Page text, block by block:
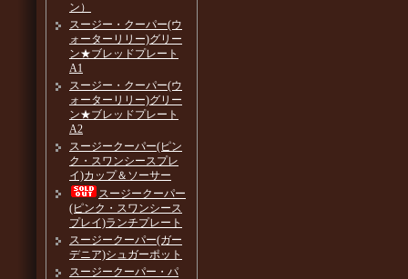
ン）
スージー・クーパー(ウ
ォーターリリー)グリー
ン★ブレッドプレート
A1
スージー・クーパー(ウ
ォーターリリー)グリー
ン★ブレッドプレート
A2
スージークーパー(ピン
ク・スワンシースプレ
イ)カップ＆ソーサー
スージークーパー
(ピンク・スワンシース
プレイ)ランチプレート
スージークーパー(ガー
デニア)シュガーポット
スージークーパー・パ